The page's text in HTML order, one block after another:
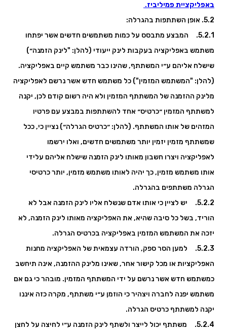
באפליקציית פמיליביז.
5.2. אופן השתתפות בהגרלה:
5.2.1. המבצע מתבסס על כמות משתמשים חדשים אשר יפתחו
משתמש באפליקציה בעקבות לינק ייעודי (להלן: "לינק הזמנה״)
שישלח אליהם ע״י המשתתף, שהינו כבר משתמש קיים באפליקציה.
(להלן: "המשתמש המזמין") כל משתמש חדש אשר נרשם לאפליקציה
מלינק ההזמנה של המשתתף המזמין ולא היה רשום קודם לכן, יקנה
למשתתף המזמין ״כרטיס״ אחד להשתתפות במבצע עם פרטיו
המזהים של אותו המשתתף. (להלן: ״כרטיס הגרלה״) נציין כי, ככל
שמשתתף מזמין יזמין יותר משתמשים חדשים, ואלו ירשמו
לאפליקציה ויצרו חשבון מאותו לינק הזמנה שישלח אליהם עלידי
אותו משתמש מזמין, כך יהיה לאותו משתמש מזמין, יותר כרטיסי
הגרלה משתתפים בהגרלה.
5.2.2. יש לציין כי אותו אדם שנשלח אליו לינק הזמנה אבל לא
הוריד, בשל כל סיבה שהיא, את האפליקציה מאותו לינק הזמנה, לא
יזכה את המשתמש המזמין באפליקציה בכרטיס הגרלה.
5.2.3. למען הסר ספק, הורדה עצמאית של האפליקציה מחנות
האפליקציות או מכל קישור אחר, שאינו מלינק ההזמנה, אינה תיחשב
כמשתמש חדש אשר נרשם על ידי המשתתף המזמין. מובהר כי גם אם
משתמש יפנה לחברה ויצהיר כי הוזמן ע״י משתתף, מקרה כזה איננו
יקנה למשתתף כרטיס הגרלה.
5.2.4. משתתף יכול לייצר ולשתף לינק הזמנה ע״י לחיצה על לחצן